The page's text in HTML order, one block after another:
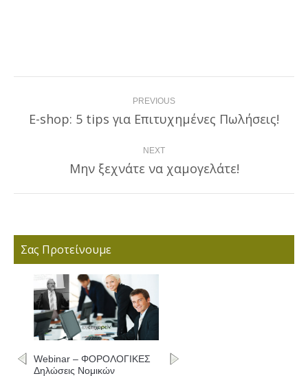
navigation PREVIOUS
Previous
E-shop: 5 tips για Επιτυχημένες Πωλήσεις!
NEXT
Next
Μην ξεχνάτε να χαμογελάτε!
Σας Προτείνουμε
Webinar – ΦΟΡΟΛΟΓΙΚΕΣ
Δηλώσεις - Συμπλήρωση